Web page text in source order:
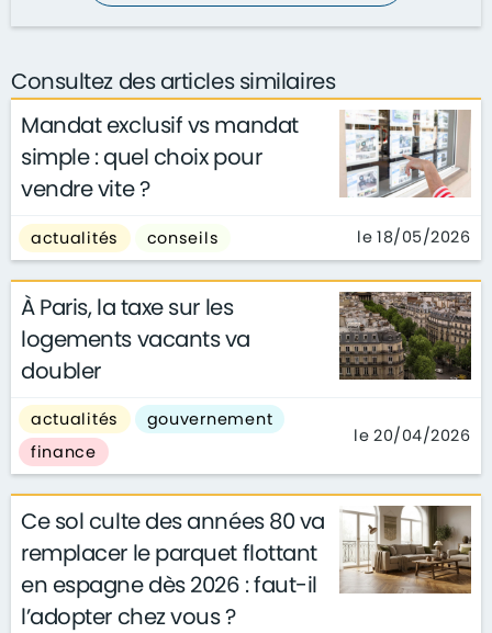
Consultez des articles similaires
Mandat exclusif vs mandat
simple : quel choix pour
vendre vite ?
actualités conseils le 18/05/2026
À Paris, la taxe sur les
logements vacants va
doubler
actualités
gouvernement
finance
le 20/04/2026
Ce sol culte des années 80 va
remplacer le parquet flottant
en espagne dès 2026 : faut-il
l’adopter chez vous ?